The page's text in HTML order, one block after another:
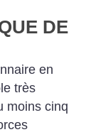
DE
en
très
moins cinq